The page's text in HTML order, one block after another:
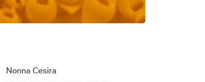
Nonna Cesira